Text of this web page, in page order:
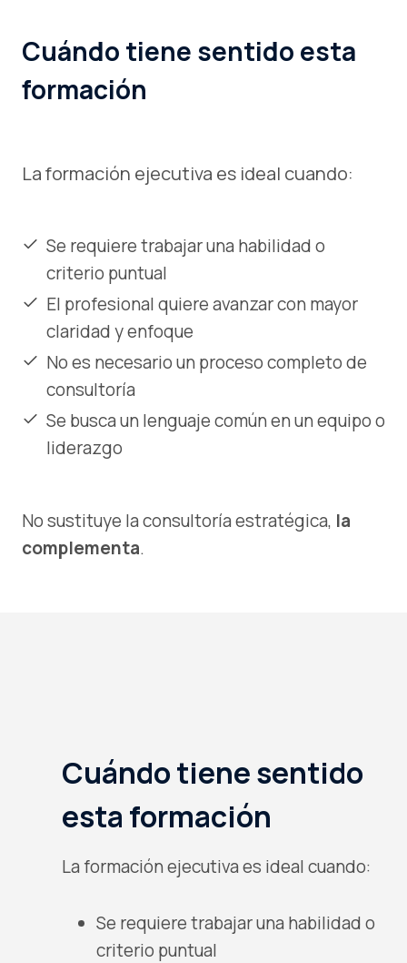
Cuándo tiene sentido esta
formación
La formación ejecutiva es ideal cuando:
Se requiere trabajar una habilidad o
criterio puntual
El profesional quiere avanzar con mayor
claridad y enfoque
No es necesario un proceso completo de
consultoría
Se busca un lenguaje común en un equipo o
liderazgo
No sustituye la consultoría estratégica, la
complementa.
Cuándo tiene sentido
esta formación
La formación ejecutiva es ideal cuando:
Se requiere trabajar una habilidad o
criterio puntual